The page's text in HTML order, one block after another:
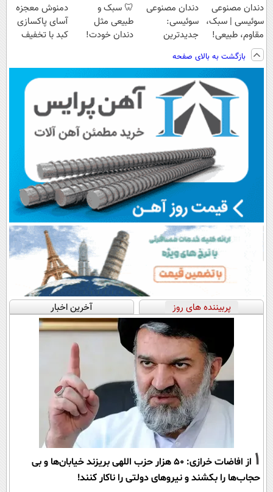
دندان مصنوعی
سوئیسی | سبک،
مقاوم، طبیعی!
ویزیت
رایگان+پرداخت
اقساطی😍
دندان مصنوعی
سوئیسی:
جدیدترین
سبک و مقاوم |
پرداخت قسطی
🦷 سبک و
طبیعی مثل
دندان خودت!
💳 📍 تهران
دمنوش معجزه
آسای پاکسازی
کبد با تخفیف
بازگشت به بالای صفحه
پربیننده های روز آخرین اخبار
1
از افاضات خرازی: ۵۰ هزار حزب اللهی بریزند خیابان‌ها و بی
حجاب‌ها را بکشند و نیرو‌های دولتی را ناکار کنند!